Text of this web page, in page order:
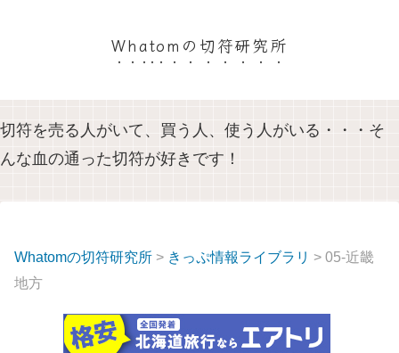
Whatomの切符研究所
切符を売る人がいて、買う人、使う人がいる・・・そ
んな血の通った切符が好きです！
Whatomの切符研究所 > きっぷ情報ライブラリ > 05-近畿
地方